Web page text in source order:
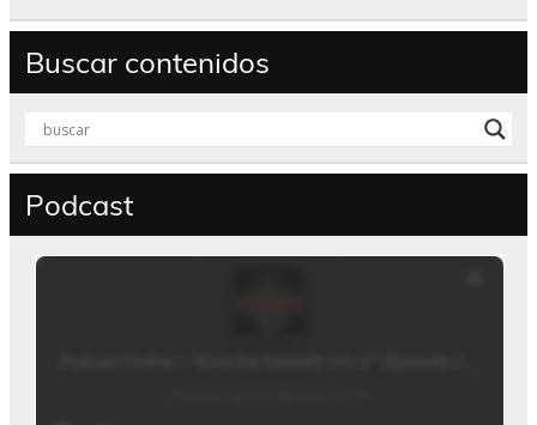
Buscar contenidos
Podcast